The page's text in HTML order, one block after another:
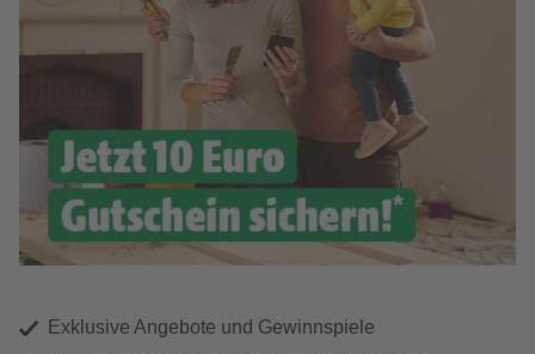
Exklusive Angebote und Gewinnspiele